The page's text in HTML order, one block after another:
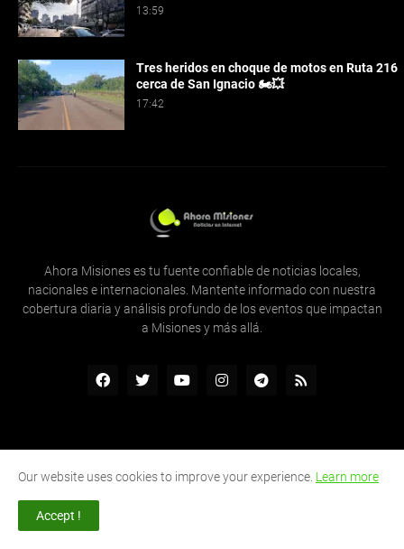
13:59
Tres heridos en choque de motos en Ruta 216
cerca de San Ignacio 🏍️💥
17:42
Ahora Misiones es tu fuente confiable de noticias locales,
nacionales e internacionales. Mantente informado con nuestra
cobertura diaria y análisis profundo de los eventos que impactan
a Misiones y más allá.
Contactenos
Our website uses cookies to improve your experience. Learn more
Accept !